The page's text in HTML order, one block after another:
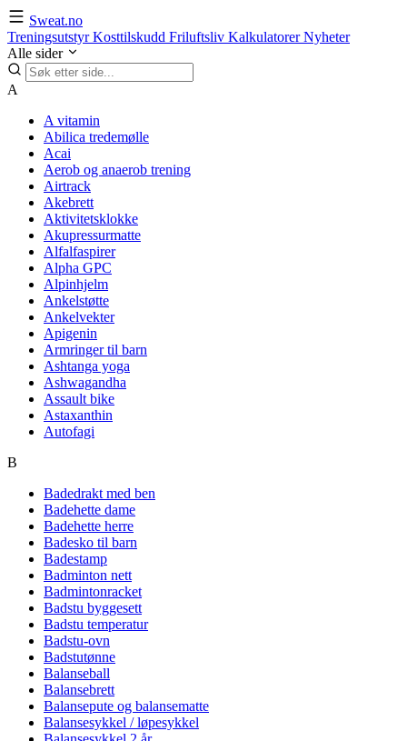
Sweat.no
TreningsutstyrKosttilskudd Friluftsliv KalkulatorerNyheter
Alle sider
A
A vitamin
Abilica tredemølle
Acai
Aerob og anaerob trening
Airtrack
Akebrett
Aktivitetsklokke
Akupressurmatte
Alfalfaspirer
Alpha GPC
Alpinhjelm
Ankelstøtte
Ankelvekter
Apigenin
Armringer til barn
Ashtanga yoga
Ashwagandha
Assault bike
Astaxanthin
Autofagi
B
Badedrakt med ben
Badehette dame
Badehette herre
Badesko til barn
Badestamp
Badminton nett
Badmintonracket
Badstu byggesett
Badstu temperatur
Badstu-ovn
Badstutønne
Balanseball
Balansebrett
Balansepute og balansematte
Balansesykkel / løpesykkel